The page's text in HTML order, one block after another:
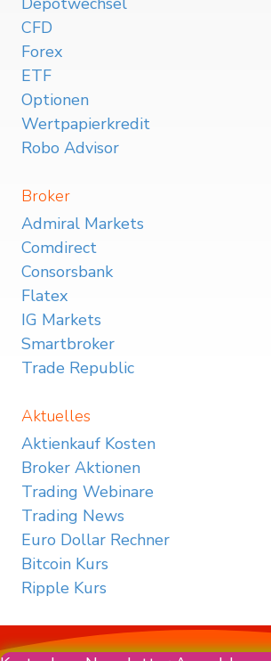
CFD
Forex
ETF
Optionen
Wertpapierkredit
Robo Advisor
Broker
Admiral Markets
Comdirect
Consorsbank
Flatex
IG Markets
Smartbroker
Trade Republic
Aktuelles
Aktienkauf Kosten
Broker Aktionen
Trading Webinare
Trading News
Euro Dollar Rechner
Bitcoin Kurs
Ripple Kurs